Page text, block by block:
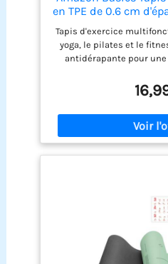
en TPE de 0.6 cm
de
Tapis d'exercice
yoga, le pilates et le
antidérapante pour
confortable et
chocs. Matériau TPE
élastique Sangle de
transport facile.
pouces de long x 24